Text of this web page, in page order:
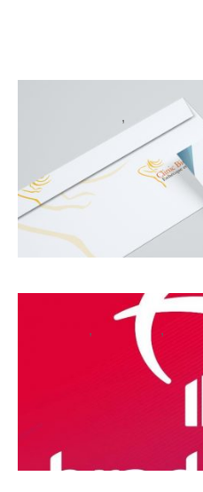
,
, ,